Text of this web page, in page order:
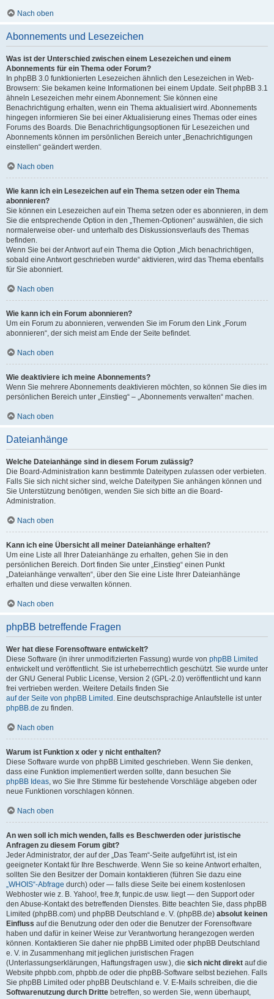
Nach oben
Abonnements und Lesezeichen
Was ist der Unterschied zwischen einem Lesezeichen und einem
Abonnements für ein Thema oder Forum?
In phpBB 3.0 funktionierten Lesezeichen ähnlich den Lesezeichen in Web-
Browsern: Sie bekamen keine Informationen bei einem Update. Seit phpBB 3.1
ähneln Lesezeichen mehr einem Abonnement: Sie können eine
Benachrichtigung erhalten, wenn ein Thema aktualisiert wird. Abonnements
hingegen informieren Sie bei einer Aktualisierung eines Themas oder eines
Forums des Boards. Die Benachrichtigungsoptionen für Lesezeichen und
Abonnements können im persönlichen Bereich unter „Benachrichtigungen
einstellen“ geändert werden.
Nach oben
Wie kann ich ein Lesezeichen auf ein Thema setzen oder ein Thema
abonnieren?
Sie können ein Lesezeichen auf ein Thema setzen oder es abonnieren, in dem
Sie die entsprechende Option in den „Themen-Optionen“ auswählen, die sich
normalerweise ober- und unterhalb des Diskussionsverlaufs des Themas
befinden.
Wenn Sie bei der Antwort auf ein Thema die Option „Mich benachrichtigen,
sobald eine Antwort geschrieben wurde“ aktivieren, wird das Thema ebenfalls
für Sie abonniert.
Nach oben
Wie kann ich ein Forum abonnieren?
Um ein Forum zu abonnieren, verwenden Sie im Forum den Link „Forum
abonnieren“, der sich meist am Ende der Seite befindet.
Nach oben
Wie deaktiviere ich meine Abonnements?
Wenn Sie mehrere Abonnements deaktivieren möchten, so können Sie dies im
persönlichen Bereich unter „Einstieg“ – „Abonnements verwalten“ machen.
Nach oben
Dateianhänge
Welche Dateianhänge sind in diesem Forum zulässig?
Die Board-Administration kann bestimmte Dateitypen zulassen oder verbieten.
Falls Sie sich nicht sicher sind, welche Dateitypen Sie anhängen können und
Sie Unterstützung benötigen, wenden Sie sich bitte an die Board-
Administration.
Nach oben
Kann ich eine Übersicht all meiner Dateianhänge erhalten?
Um eine Liste all Ihrer Dateianhänge zu erhalten, gehen Sie in den
persönlichen Bereich. Dort finden Sie unter „Einstieg“ einen Punkt
„Dateianhänge verwalten“, über den Sie eine Liste Ihrer Dateianhänge
erhalten und diese verwalten können.
Nach oben
phpBB betreffende Fragen
Wer hat diese Forensoftware entwickelt?
Diese Software (in ihrer unmodifizierten Fassung) wurde von phpBB Limited
entwickelt und veröffentlicht. Sie ist urheberrechtlich geschützt. Sie wurde unter
der GNU General Public License, Version 2 (GPL-2.0) veröffentlicht und kann
frei vertrieben werden. Weitere Details finden Sie
auf der Seite von phpBB Limited . Eine deutschsprachige Anlaufstelle ist unter
phpBB.de zu finden.
Nach oben
Warum ist Funktion x oder y nicht enthalten?
Diese Software wurde von phpBB Limited geschrieben. Wenn Sie denken,
dass eine Funktion implementiert werden sollte, dann besuchen Sie
phpBB Ideas, wo Sie Ihre Stimme für bestehende Vorschläge abgeben oder
neue Funktionen vorschlagen können.
Nach oben
An wen soll ich mich wenden, falls es Beschwerden oder juristische
Anfragen zu diesem Forum gibt?
Jeder Administrator, der auf der „Das Team“-Seite aufgeführt ist, ist ein
geeigneter Kontakt für Ihre Beschwerde. Wenn Sie so keine Antwort erhalten,
sollten Sie den Besitzer der Domain kontaktieren (führen Sie dazu eine
„WHOIS“-Abfrage durch) oder — falls diese Seite bei einem kostenlosen
Webhoster wie z. B. Yahoo!, free.fr, funpic.de usw. liegt — den Support oder
den Abuse-Kontakt des betreffenden Dienstes. Bitte beachten Sie, dass phpBB
Limited (phpBB.com) und phpBB Deutschland e. V. (phpBB.de) absolut keinen
Einfluss auf die Benutzung oder den oder die Benutzer der Forensoftware
haben und dafür in keiner Weise zur Verantwortung herangezogen werden
können. Kontaktieren Sie daher nie phpBB Limited oder phpBB Deutschland
e. V. in Zusammenhang mit jeglichen juristischen Fragen
(Unterlassungserklärungen, Haftungsfragen usw.), die sich nicht direkt auf die
Website phpbb.com, phpbb.de oder die phpBB-Software selbst beziehen. Falls
Sie phpBB Limited oder phpBB Deutschland e. V. E-Mails schreiben, die die
Softwarenutzung durch Dritte betreffen, so werden Sie, wenn überhaupt,